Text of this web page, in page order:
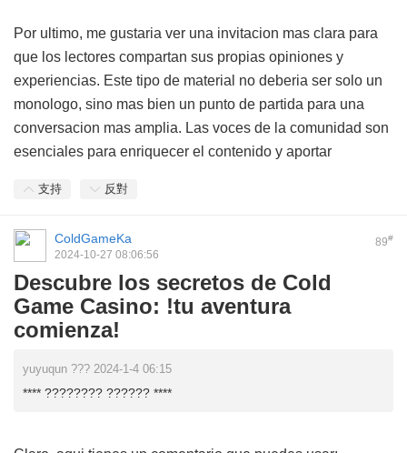
Por ultimo, me gustaria ver una invitacion mas clara para
que los lectores compartan sus propias opiniones y
experiencias. Este tipo de material no deberia ser solo un
monologo, sino mas bien un punto de partida para una
conversacion mas amplia. Las voces de la comunidad son
esenciales para enriquecer el contenido y aportar
支持 反對
89#
ColdGameKa
2024-10-27 08:06:56
Descubre los secretos de Cold
Game Casino: !tu aventura
comienza!
yuyuqun ??? 2024-1-4 06:15
**** ???????? ?????? ****